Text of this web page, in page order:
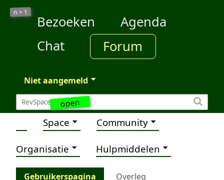
open
n = 1
Bezoeken
Agenda
Chat
Forum
Niet aangemeld
Space Community
Organisatie Hulpmiddelen
Gebruikerspagina
Overleg